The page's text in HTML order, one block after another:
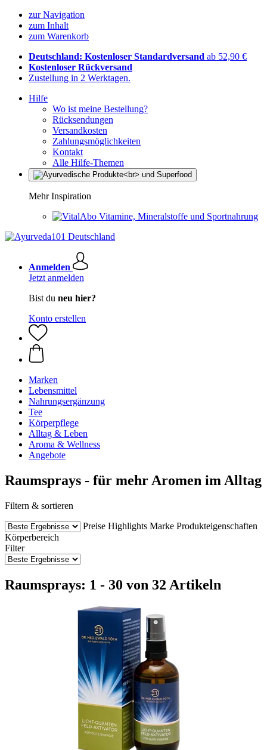
zur Navigation
zum Inhalt
zum Warenkorb
Deutschland: Kostenloser Standardversand ab 52,90 €
Kostenloser Rückversand
Zustellung in 2 Werktagen.
Hilfe
Wo ist meine Bestellung?
Rücksendungen
Versandkosten
Zahlungsmöglichkeiten
Kontakt
Alle Hilfe-Themen
Mehr Inspiration
Vitamine, Mineralstoffe und Sportnahrung
Anmelden
Jetzt anmelden
Bist du neu hier?
Konto erstellen
Marken
Lebensmittel
Nahrungsergänzung
Tee
Körperpflege
Alltag & Leben
Aroma & Wellness
Angebote
Raumsprays - für mehr Aromen im Alltag
Filtern & sortieren
Preise Highlights Marke Produkteigenschaften
Körperbereich
Filter
Raumsprays: 1 - 30 von 32 Artikeln